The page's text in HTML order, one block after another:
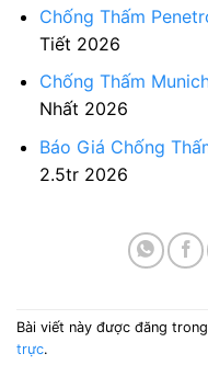
Chống Thấm
Tiết 2026
Chống Thấm
Nhất 2026
Báo Giá Chống
2.5tr 2026
Bài viết này được đăng trong
trực.